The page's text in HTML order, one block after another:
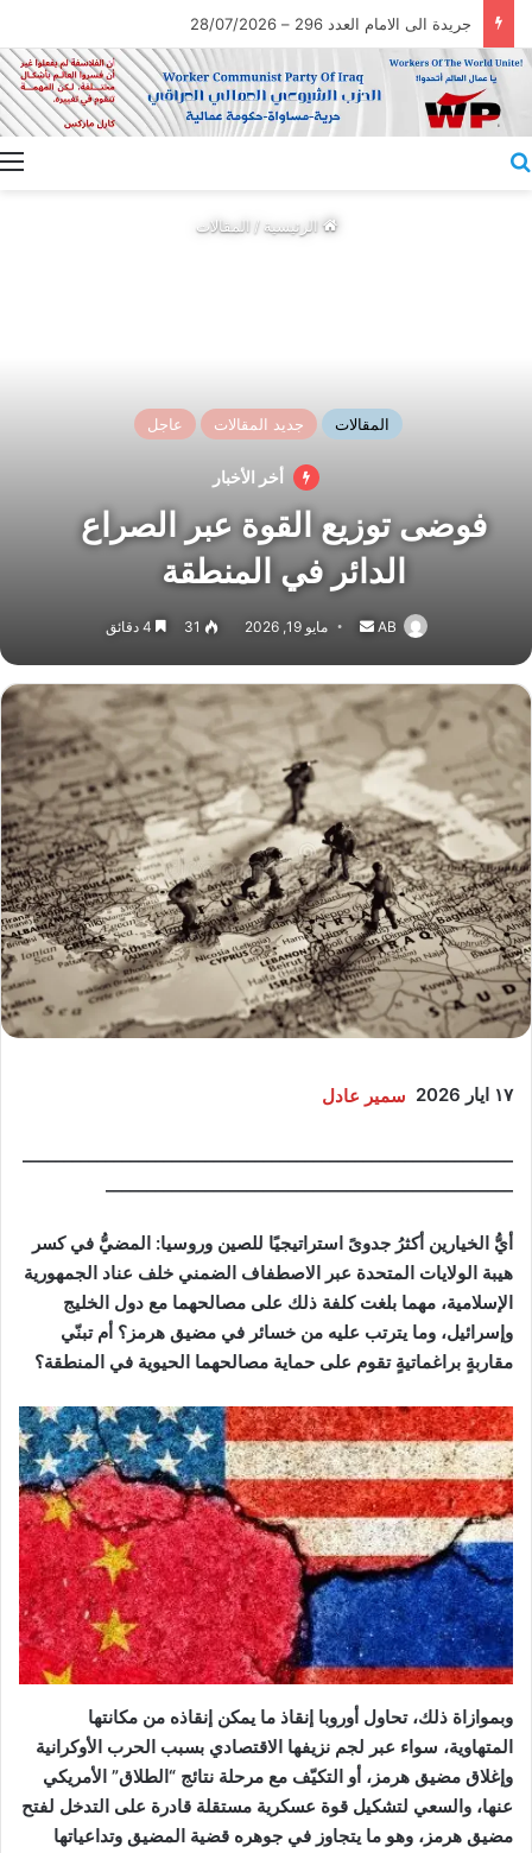
جريدة الى الامام العدد 296 – 28/07/2026
الرئيسية / المقالات
المقالات جديد المقالات عاجل
أخر الأخبار
فوضى توزيع القوة عبر الصراع
الدائر في المنطقة
AB
أرسل
إلكترونيا
مايو 19, 2026 31
١٧ ايار 2026 سمير عادل
أيُّ الخيارين أكثرُ جدوىً استراتيجيًا للصين وروسيا: المضيُّ في كسر
هيبة الولايات المتحدة عبر الاصطفاف الضمني خلف عناد الجمهورية
الإسلامية، مهما بلغت كلفة ذلك على مصالحهما مع دول الخليج
وإسرائيل، وما يترتب عليه من خسائر في مضيق هرمز؟ أم تبنّي
مقاربةٍ براغماتيةٍ تقوم على حماية مصالحهما الحيوية في المنطقة؟
وبموازاة ذلك، تحاول أوروبا إنقاذ ما يمكن إنقاذه من مكانتها
المتهاوية، سواء عبر لجم نزيفها الاقتصادي بسبب الحرب الأوكرانية
وإغلاق مضيق هرمز، أو التكيّف مع مرحلة نتائج “الطلاق” الأمريكي
عنها، والسعي لتشكيل قوة عسكرية مستقلة قادرة على التدخل لفتح
مضيق هرمز، وهو ما يتجاوز في جوهره قضية المضيق وتداعياتها